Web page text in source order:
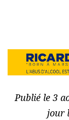
Publié le 3
jour